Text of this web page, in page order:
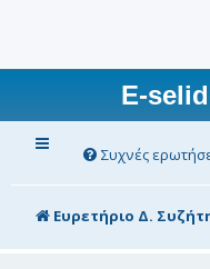
E-
Συχνές
Ευρετήριο Δ.